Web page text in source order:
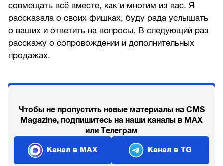
совмещать всё вместе, как и многим из вас. Я
рассказала о своих фишках, буду рада услышать
о ваших и ответить на вопросы. В следующий раз
расскажу о сопровождении и дополнительных
продажах.
Чтобы не пропустить новые материалы на CMS
Magazine, подпишитесь на наши каналы в MAX
или Телеграм
Канал в MAX Канал в TG